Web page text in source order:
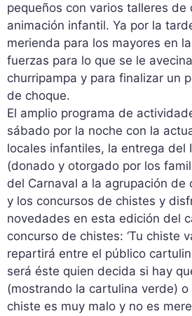
pequeños con varios talleres de
animación infantil. Ya por la
merienda para los mayores en
fuerzas para lo que se le
churripampa y para finalizar un
de choque.
El amplio programa de
sábado por la noche con la
locales infantiles, la entrega del II
(donado y otorgado por los
del Carnaval a la agrupación de
y los concursos de chistes y
novedades en esta edición del
concurso de chistes: ‘Tu chiste
repartirá entre el público
será éste quien decida si hay
(mostrando la cartulina verde)
chiste es muy malo y no es